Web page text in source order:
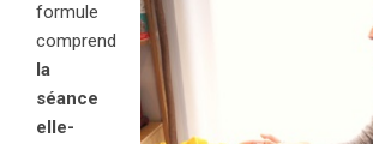
formule
comprend
la
séance
elle-